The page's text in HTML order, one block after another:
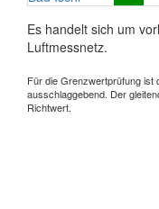
Es handelt sich um
Luftmessnetz.
Für die Grenzwertprüfung ist
ausschlaggebend. Der
Richtwert.